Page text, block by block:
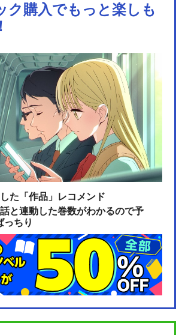
ク購入でもっと楽しも
た「作品」レコメンド
と連動した巻数がわかるので予
っちり